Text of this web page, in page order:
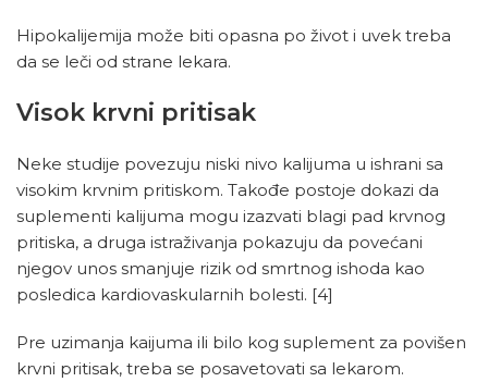
Hipokalijemija može biti opasna po život i uvek treba
da se leči od strane lekara.
Visok krvni pritisak
Neke studije povezuju niski nivo kalijuma u ishrani sa
visokim krvnim pritiskom. Takođe postoje dokazi da
suplementi kalijuma mogu izazvati blagi pad krvnog
pritiska, a druga istraživanja pokazuju da povećani
njegov unos smanjuje rizik od smrtnog ishoda kao
posledica kardiovaskularnih bolesti. [4]
Pre uzimanja kaijuma ili bilo kog suplement za povišen
krvni pritisak, treba se posavetovati sa lekarom.